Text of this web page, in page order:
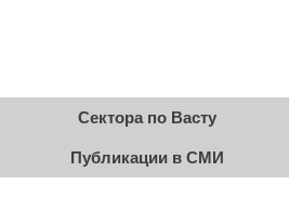
Сектора по Васту
Публикации в СМИ